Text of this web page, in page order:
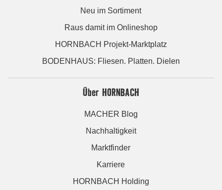
Neu im Sortiment
Raus damit im Onlineshop
HORNBACH Projekt-Marktplatz
BODENHAUS: Fliesen. Platten. Dielen
Über HORNBACH
MACHER Blog
Nachhaltigkeit
Marktfinder
Karriere
HORNBACH Holding